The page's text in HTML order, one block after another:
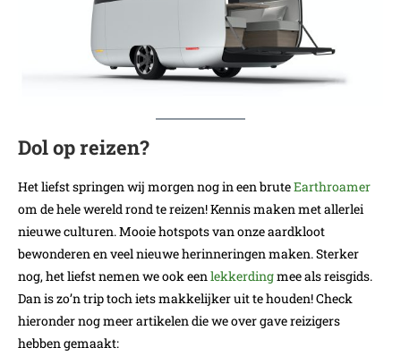
Dol op reizen?
Het liefst springen wij morgen nog in een bruteEarthroamer
om de hele wereld rond te reizen! Kennis maken met allerlei
nieuwe culturen. Mooie hotspots van onze aardkloot
bewonderen en veel nieuwe herinneringen maken. Sterker
nog, het liefst nemen we ook eenlekkerdingmee als reisgids.
Dan is zo’n trip toch iets makkelijker uit te houden! Check
hieronder nog meer artikelen die we over gave reizigers
hebben gemaakt: